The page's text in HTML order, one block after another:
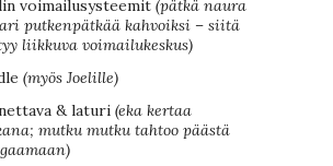
voimailusysteemit (pätkä naura
putkenpätkää kahvoiksi – siitä
liikkuva voimailukeskus)
(myös Joelille)
& laturi (eka kertaa
mutku mutku tahtoo päästä